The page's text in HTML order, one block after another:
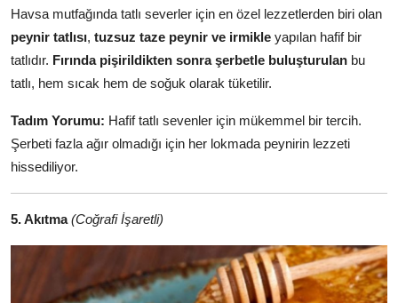
Havsa mutfağında tatlı severler için en özel lezzetlerden biri olan
peynir tatlısı, tuzsuz taze peynir ve irmikle yapılan hafif bir
tatlıdır. Fırında pişirildikten sonra şerbetle buluşturulan bu
tatlı, hem sıcak hem de soğuk olarak tüketilir.
Tadım Yorumu: Hafif tatlı sevenler için mükemmel bir tercih.
Şerbeti fazla ağır olmadığı için her lokmada peynirin lezzeti
hissediliyor.
5. Akıtma (Coğrafi İşaretli)